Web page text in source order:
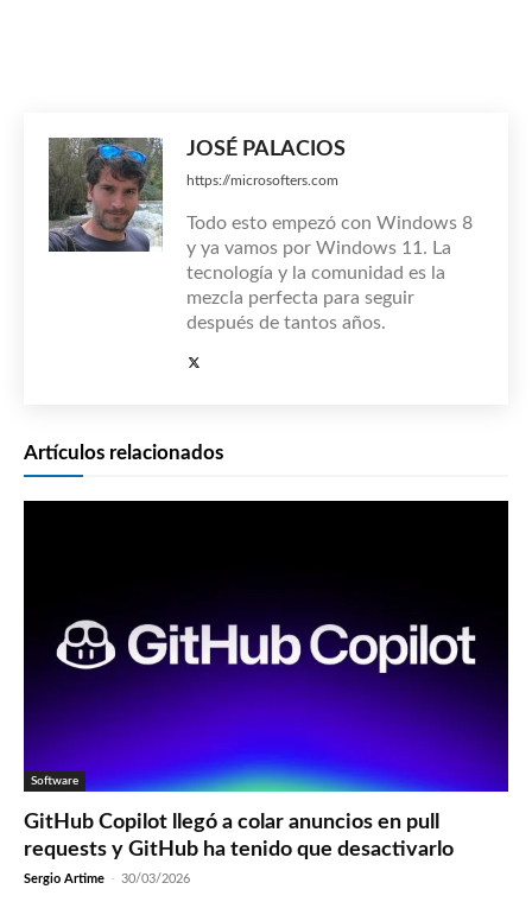
JOSÉ PALACIOS
https://microsofters.com
Todo esto empezó con Windows 8
y ya vamos por Windows 11. La
tecnología y la comunidad es la
mezcla perfecta para seguir
después de tantos años.
Artículos relacionados
Software
GitHub Copilot llegó a colar anuncios en pull
requests y GitHub ha tenido que desactivarlo
Sergio Artime - 30/03/2026